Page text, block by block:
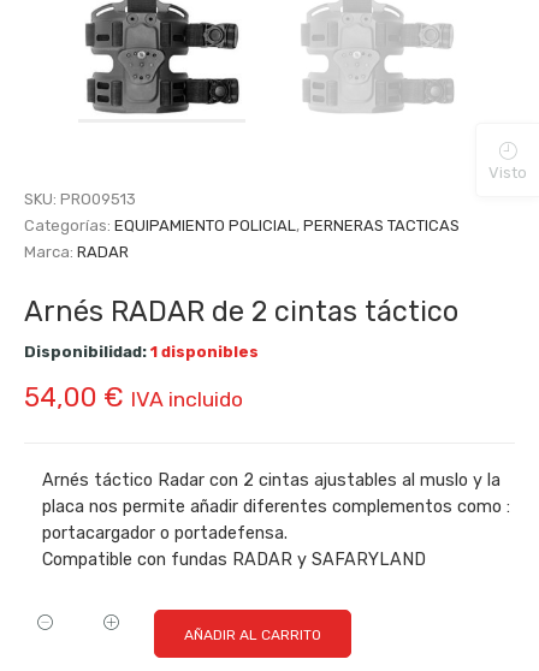
SKU: PRO09513
Categorías: EQUIPAMIENTO POLICIAL, PERNERAS TACTICAS
Marca: RADAR
Arnés RADAR de 2 cintas táctico
Disponibilidad: 1 disponibles
54,00 € IVA incluido
Arnés táctico Radar con 2 cintas ajustables al muslo y la
placa nos permite añadir diferentes complementos como :
portacargador o portadefensa.
Compatible con fundas RADAR y SAFARYLAND
AÑADIR AL CARRITO
Visto